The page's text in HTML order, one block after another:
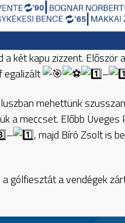
két kapu zizzent. Először
egalizált
–
mehettünk
a meccset. Előbb
– , majd Bíró Zsolt is
gólfiesztát a vendégek